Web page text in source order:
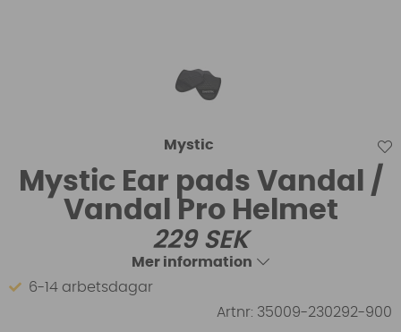
Mystic
Mystic Ear pads Vandal /
Vandal Pro Helmet
229SEK
Mer information
6-14 arbetsdagar
Artnr: 35009-230292-900